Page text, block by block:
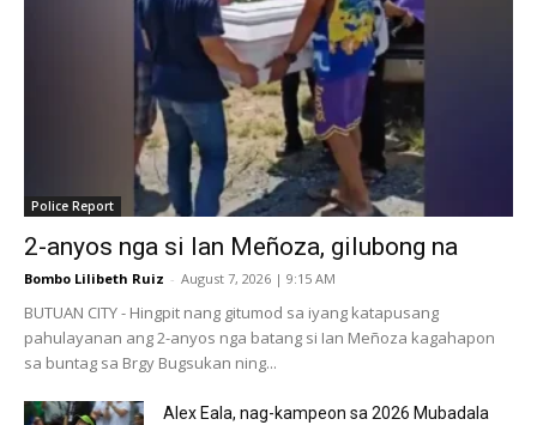
Police Report
2-anyos nga si Ian Meñoza, gilubong na
Bombo Lilibeth Ruiz - August 7, 2026 | 9:15 AM
BUTUAN CITY - Hingpit nang gitumod sa iyang katapusang
pahulayanan ang 2-anyos nga batang si Ian Meñoza kagahapon
sa buntag sa Brgy Bugsukan ning...
Alex Eala, nag-kampeon sa 2026 Mubadala